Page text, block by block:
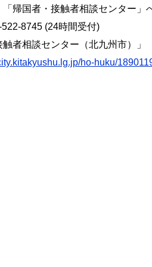
「帰国者・接触者相談センター」
522-8745 (24時間受付)
触者相談センター（北九州市）」
ho-huku/